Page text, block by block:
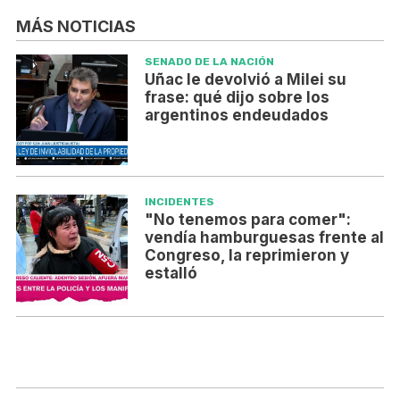
MÁS NOTICIAS
SENADO DE LA NACIÓN
Uñac le devolvió a Milei su
frase: qué dijo sobre los
argentinos endeudados
INCIDENTES
"No tenemos para comer":
vendía hamburguesas frente al
Congreso, la reprimieron y
estalló